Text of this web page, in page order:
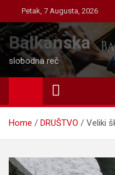
to
content
Petak, 7 Augusta, 2026
Balkanska
slobodna reč
Home DRUŠTVO Veliki